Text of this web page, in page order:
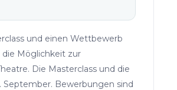
und einen Wettbewerb
die Möglichkeit zur
Die Masterclass und die
Bewerbungen sind